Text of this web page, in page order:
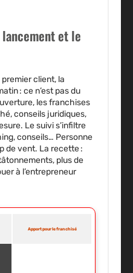
et le
client, la
: ce n’est pas du
les franchises
conseils juridiques,
Le suivi s’infiltre
conseils… Personne
de vent. La recette :
plus de
à l’entrepreneur
Apport pour le franchisé